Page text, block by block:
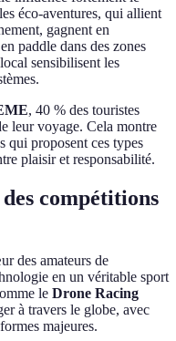
éco-aventures, qui allient
gagnent en
paddle dans des zones
sensibilisent les
, 40 % des touristes
leur voyage. Cela montre
qui proposent ces types
plaisir et responsabilité.
compétitions
des amateurs de
en un véritable sport
le Drone Racing
à travers le globe, avec
majeures.